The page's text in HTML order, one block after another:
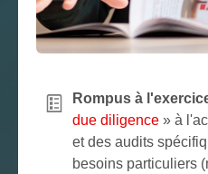
Rompus à
due diligence » à
et des audits
besoins particuliers